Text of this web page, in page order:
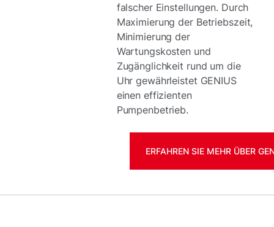
falscher Einstellungen. Durch
Maximierung der Betriebszeit,
Minimierung der
Wartungskosten und
Zugänglichkeit rund um die
Uhr gewährleistet GENIUS
einen effizienten
Pumpenbetrieb.
ERFAHREN SIE MEHR ÜBER